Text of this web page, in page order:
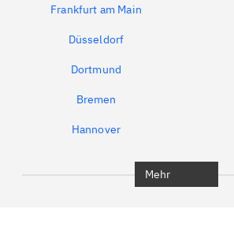
Frankfurt am Main
Düsseldorf
Dortmund
Bremen
Hannover
Mehr